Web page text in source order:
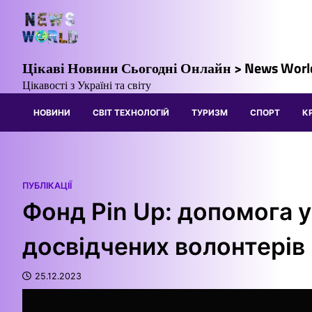
вмісту
Цікаві Новини Сьогодні Онлайн > News
Цікавості з Україні та світу
НОВИНИ СВІТ ТЕХНОЛОГІЙ ТУРИЗМ СПОРТ
ПУБЛІКАЦІЇ
Фонд Pin Up: допомога
досвідчених волонтерів
25.12.2023